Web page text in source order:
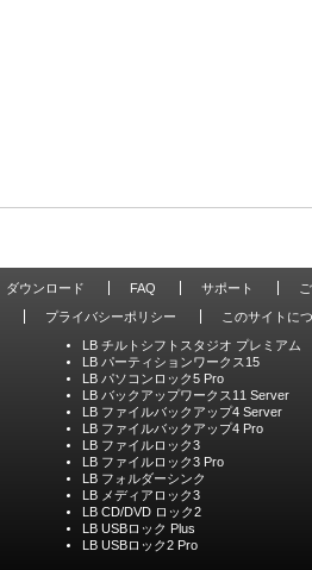
ダウンロード FAQ サポート
プライバシーポリシー
このサイトに
LB チルトシフトスタジオ プレミアム
LB パーティションワークス15
LB パソコンロック5 Pro
LB バックアップワークス11 Server
LB ファイルバックアップ4 Server
LB ファイルバックアップ4 Pro
LB ファイルロック3
LB ファイルロック3 Pro
LB フォルダーシンク
LB メディアロック3
LB CD/DVD ロック2
LB USBロック Plus
LB USBロック2 Pro